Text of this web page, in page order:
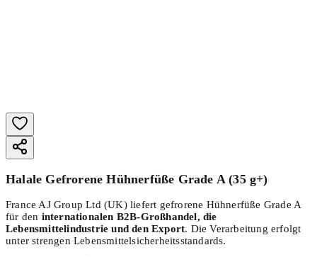
Halale Gefrorene Hühnerfüße Grade A (35 g+)
France AJ Group Ltd (UK) liefert gefrorene Hühnerfüße Grade A
für den internationalen B2B-Großhandel, die
Lebensmittelindustrie und den Export. Die Verarbeitung erfolgt
unter strengen Lebensmittelsicherheitsstandards.